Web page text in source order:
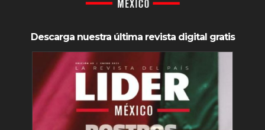
Descarga nuestra última revista digital gratis